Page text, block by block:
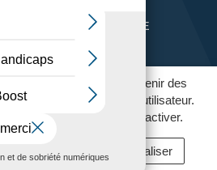
pour fonctionner et obtenir des
améliorer l'expérience utilisateur.
ceux que vous souhaitez activer.
Tout refuser Personnaliser
PARTIELLEMENT CONFORME
DE CONFIDENTIALITÉ